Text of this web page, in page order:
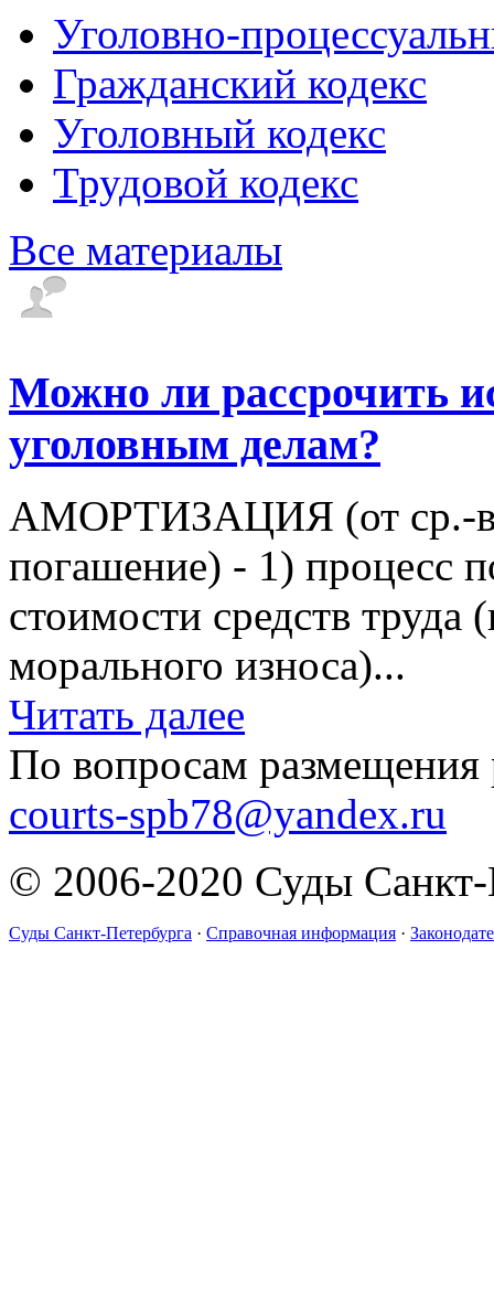
Уголовно-
Гражданский кодекс
Уголовный кодекс
Трудовой кодекс
Все материалы
Можно ли рассрочить
уголовным делам?
АМОРТИЗАЦИЯ (от ср.-
погашение) - 1) процесс
стоимости средств
морального износа)...
Читать далее
По вопросам размещения
courts-spb78@yandex.ru
© 2006-2020 Суды Санкт-
Суды Санкт-Петербурга · Справочная информация ·